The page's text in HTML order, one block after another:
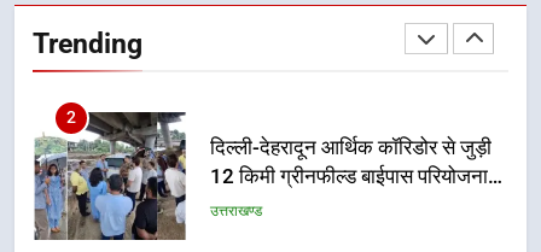
Trending
भर्ती
2
का डीएम ने किया निरीक्षण; समयबद्ध एवं
गुणवत्तापूर्ण निर्माण सुनिश्चित करने के
निर्देश, सुरक्षा मानकों से कोई समझौता
नहींः डीएम
उत्तराखण्ड
3